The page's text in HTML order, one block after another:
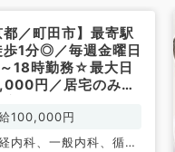
都／町田市】最寄駅
歩1分◎／毎週金曜日
18時勤務☆最大日
円／居宅のみの
非常勤）
100,000円
内科、一般内科、循環